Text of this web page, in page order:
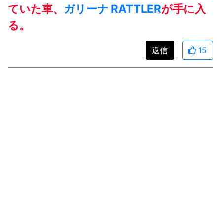
ていた車、 ガリーナ RATTLERが手に入
る。
返信 15